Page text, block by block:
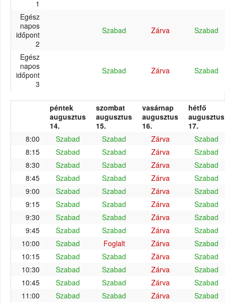
1
Egész
napos
időpont
2
Szabad Zárva Szabad
Egész
napos
időpont
3
Szabad Zárva Szabad
péntek
augusztus
14.
szombat
augusztus
15.
vasárnap
augusztus
16.
hétfő
augusztus
17.
8:00
Szabad Szabad Zárva
Szabad
8:15
Szabad Szabad Zárva
Szabad
8:30
Szabad Szabad Zárva
Szabad
8:45
Szabad Szabad Zárva
Szabad
9:00
Szabad Szabad Zárva
Szabad
9:15
Szabad Szabad Zárva
Szabad
9:30
Szabad Szabad Zárva
Szabad
9:45
Szabad Szabad Zárva
Szabad
10:00
Szabad Foglalt Zárva
Szabad
10:15
Szabad Szabad Zárva
Szabad
10:30
Szabad Szabad Zárva
Szabad
10:45
Szabad Szabad Zárva
Szabad
11:00
Szabad Szabad Zárva
Szabad